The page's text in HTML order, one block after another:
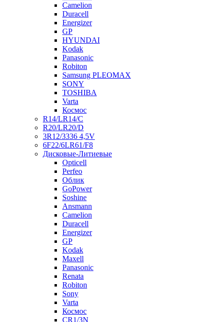
Camelion
Duracell
Energizer
GP
HYUNDAI
Kodak
Panasonic
Robiton
Samsung PLEOMAX
SONY
TOSHIBA
Varta
Космос
R14/LR14/C
R20/LR20/D
3R12/3336 4,5V
6F22/6LR61/F8
Дисковые-Литиевые
Opticell
Perfeo
Облик
GoPower
Soshine
Ansmann
Camelion
Duracell
Energizer
GP
Kodak
Maxell
Panasonic
Renata
Robiton
Sony
Varta
Космос
CR1/3N